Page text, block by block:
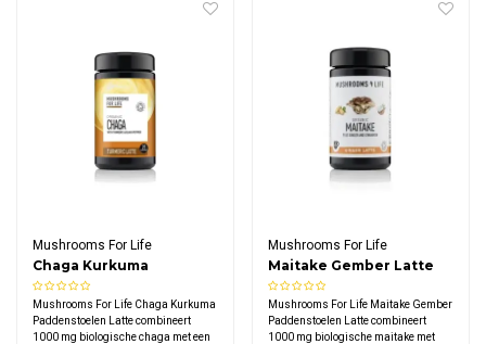
Mushrooms For Life
Chaga Kurkuma
Paddenstoelen Latte
1000mg Bio
Mushrooms For Life Chaga Kurkuma
Paddenstoelen Latte combineert
1000 mg biologische chaga met een
Mushrooms For Life
Maitake Gember Latte
Bio
Mushrooms For Life Maitake Gember
Paddenstoelen Latte combineert
1000 mg biologische maitake met